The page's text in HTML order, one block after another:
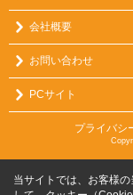
会社概要
お問い合わせ
PCサイト
プライバシ
当サイトでは、お客様